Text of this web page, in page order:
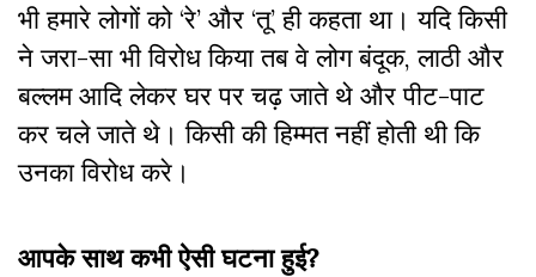
भी हमारे लोगों को ‘रे’ और ‘तू’ ही कहता था। यदि किसी
ने जरा-सा भी विरोध किया तब वे लोग बंदूक, लाठी और
बल्लम आदि लेकर घर पर चढ़ जाते थे और पीट-पाट
कर चले जाते थे। किसी की हिम्मत नहीं होती थी कि
उनका विरोध करे।
आपके साथ कभी ऐसी घटना हुई?